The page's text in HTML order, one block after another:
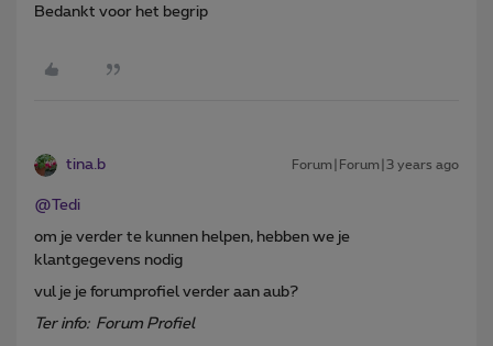
Bedankt voor het begrip
tina.b Forum|Forum|3 years ago
@Tedi
om je verder te kunnen helpen, hebben we je
klantgegevens nodig
vul je je forumprofiel verder aan aub?
Ter info: Forum Profiel